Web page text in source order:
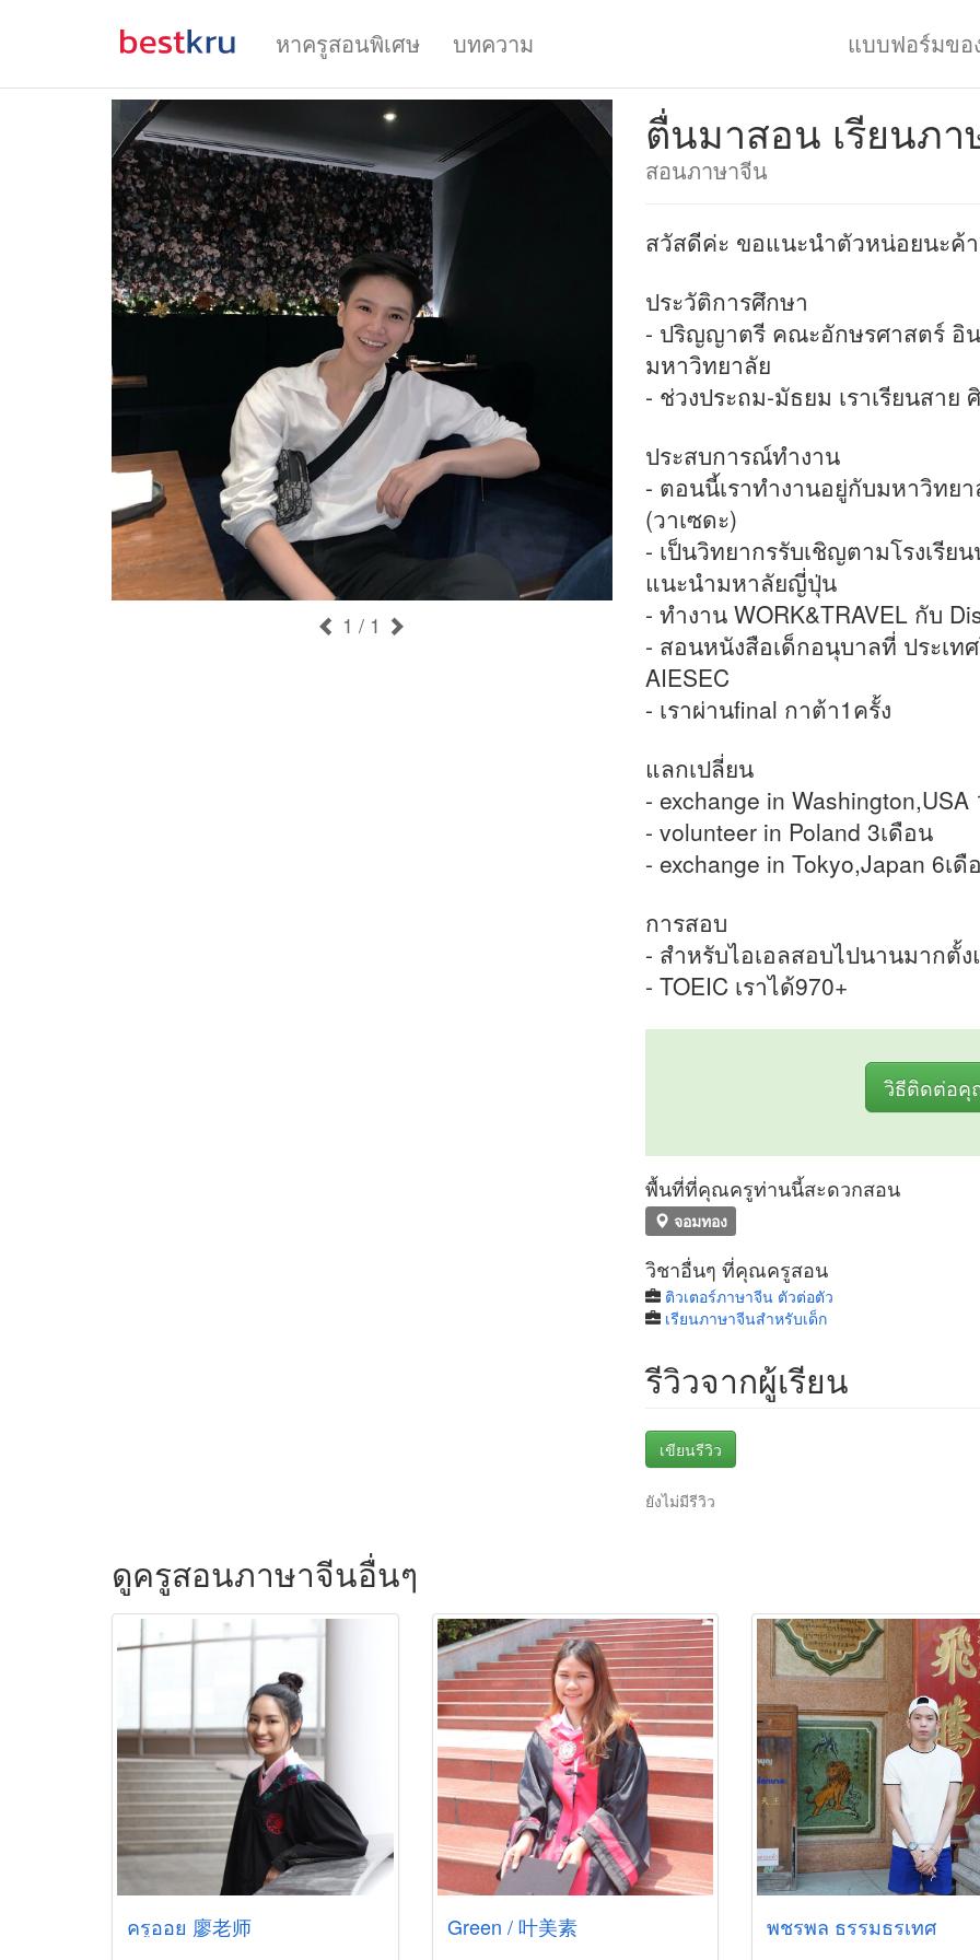
หาครูสอนพิเศษ บทความ แบบฟอร์มข
1 / 1
ตื่นมาสอน เรียนภา
สอนภาษาจีน
สวัสดีค่ะ ขอแนะนำตัวหน่อยนะค้
ประวัติการศึกษา
- ปริญญาตรี คณะอักษรศาสตร์ อิ
มหาวิทยาลัย
- ช่วงประถม-มัธยม เราเรียนสาย
ประสบการณ์ทำงาน
- ตอนนี้เราทำงานอยู่กับมหาวิทย
(วาเซดะ)
- เป็นวิทยากรรับเชิญตามโรงเรีย
แนะนำมหาลัยญี่ปุ่น
- ทำงาน WORK&TRAVEL กับ
- สอนหนังสือเด็กอนุบาลที่ ประเท
AIESEC
- เราผ่านfinal กาต้า1ครั้ง
แลกเปลี่ยน
- exchange in Washington,USA
- volunteer in Poland 3เดือน
- exchange in Tokyo,Japan 6เดื
การสอบ
- สำหรับไอเอลสอบไปนานมากตั้
- TOEIC เราได้970+
วิธีติดต่อคุ
พื้นที่ที่คุณครูท่านนี้สะดวกสอน
จอมทอง
วิชาอื่นๆ ที่คุณครูสอน
ติวเตอร์ภาษาจีน ตัวต่อตัว
เรียนภาษาจีนสำหรับเด็ก
รีวิวจากผู้เรียน
เขียนรีวิว
ยังไม่มีรีวิว
ดูครูสอนภาษาจีนอื่นๆ
ครูออย 廖老师 Green / 叶美素 พชรพล ธรรมธรเทศ